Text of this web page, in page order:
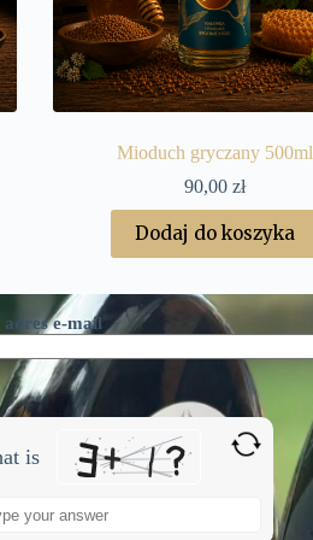
Mioduch gryczany 500ml
90,00zł
Dodaj do koszyka
adres e-mail
is